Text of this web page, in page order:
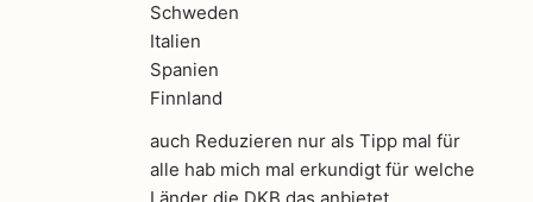
Schweden
Italien
Spanien
Finnland
auch Reduzieren nur als Tipp mal für
alle hab mich mal erkundigt für welche